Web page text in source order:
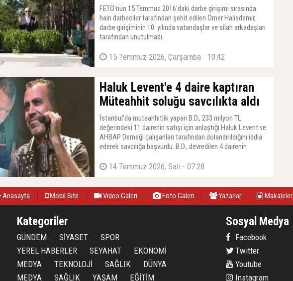
FETÖ'nün 15 Temmuz 2016'daki darbe girişimi sırasında
hain darbeciler tarafından şehit edilen Ömer Halisdemir,
darbe girişiminin 10. yılında vatandaşlar ve silah arkadaşları
tarafından unutulmadı.
15 Temmuz 2026, Çarşamba - 10:42
Haluk Levent'e 4 daire kaptıran
Müteahhit soluğu savcılıkta aldı
İstanbul'da müteahhitlik yapan B.D., 233 milyon TL
değerindeki 11 dairenin satışı için anlaştığı Haluk Levent ve
AHBAP Derneği çalışanları tarafından dolandırıldığını iddia
ederek savcılığa başvurdu. B.D., devredilen 4 dairenin
14 Temmuz 2026, Salı - 07:28
Anasayfa Mobil Site Video Galeri Foto Galeri Yazarlar Makaleler
Kategoriler
GÜNDEM SİYASET
SPOR
YEREL HABERLER
SEYAHAT
EKONOMİ
MEDYA
TEKNOLOJİ SAĞLIK
DÜNYA
MEDYA
SAĞLIK YAŞAM EĞİTİM
Sosyal Medya
Facebook
Twitter
Youtube
Instagram